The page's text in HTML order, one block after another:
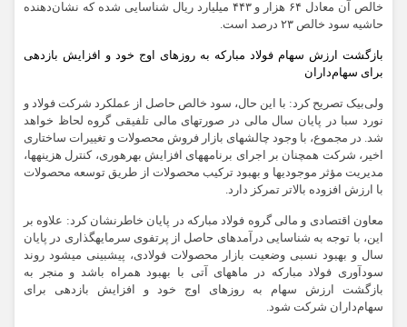
خالص آن معادل ۶۴ هزار و ۴۴۳ میلیارد ریال شناسایی شده که نشان‌دهنده
حاشیه سود خالص ۲۳ درصد است.
بازگشت ارزش سهام فولاد مبارکه به روزهای اوج خود و افزایش بازدهی
برای سهام‌داران
ولی‌بیک تصریح کرد: با این حال، سود خالص حاصل از عملکرد شرکت فولاد و
نورد سبا در پایان سال مالی در صورت‎‏های مالی تلفیقی گروه لحاظ خواهد
شد. در مجموع، با وجود چالش‎‏های بازار فروش محصولات و تغییرات ساختاری
اخیر، شرکت همچنان بر اجرای برنامه‏‎های افزایش بهره‎‏وری، کنترل هزینه‏‎ها،
مدیریت مؤثر موجودی‎‏ها و بهبود ترکیب محصولات از طریق توسعه محصولات
با ارزش افزوده بالاتر تمرکز دارد.
معاون اقتصادی و مالی گروه فولاد مبارکه در پایان خاطرنشان کرد: علاوه بر
‏این، با توجه به شناسایی درآمدهای حاصل از پرتفوی سرمایه‎‏گذاری در پایان
سال و بهبود نسبی وضعیت بازار محصولات فولادی، پیش‏بینی می‏‎شود روند
سودآوری فولاد مبارکه در ماه‏‎های آتی با بهبود همراه باشد و منجر به
بازگشت ارزش سهام به روزهای اوج خود و افزایش بازدهی برای
سهام‌داران شرکت شود.